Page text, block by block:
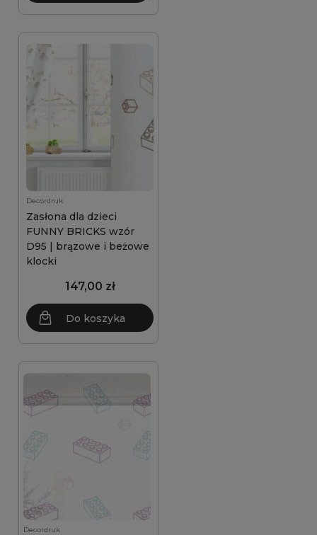
Decordruk
Zasłona dla dzieci
FUNNY BRICKS wzór
D95 | brązowe i beżowe
klocki
147,00 zł
Do koszyka
Decordruk